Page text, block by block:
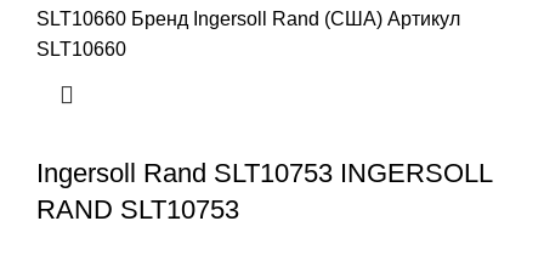
SLT10660 Бренд Ingersoll Rand (США) Артикул
SLT10660
Ingersoll Rand SLT10753 INGERSOLL
RAND SLT10753